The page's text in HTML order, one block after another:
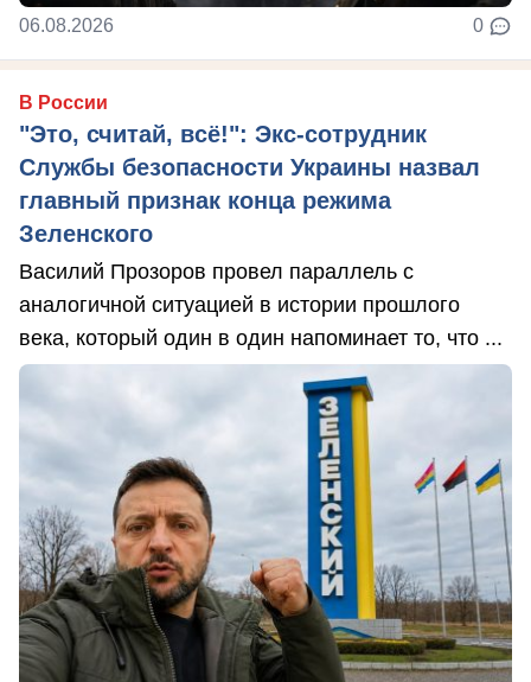
06.08.2026 0
В России
"Это, считай, всё!": Экс-сотрудник
Службы безопасности Украины назвал
главный признак конца режима
Зеленского
Василий Прозоров провел параллель с
аналогичной ситуацией в истории прошлого
века, который один в один напоминает то, что ...